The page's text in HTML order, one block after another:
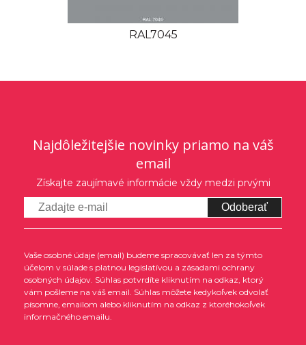
RAL7045
Najdôležitejšie novinky priamo na váš
email
Získajte zaujímavé informácie vždy medzi prvými
Odoberať
Vaše osobné údaje (email) budeme spracovávať len za týmto
účelom v súlade s platnou legislatívou a zásadami ochrany
osobných údajov. Súhlas potvrdíte kliknutím na odkaz, ktorý
vám pošleme na váš email. Súhlas môžete kedykoľvek odvolať
písomne, emailom alebo kliknutím na odkaz z ktoréhokoľvek
informačného emailu.